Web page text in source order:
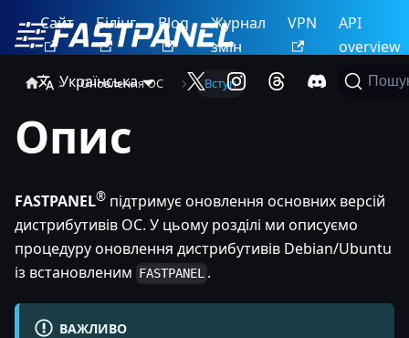
Сайт Білінг Blog
Журнал
змін
VPN
API
overview
Українська
Оновлення ОС Вступ
Опис
FASTPANEL® підтримує оновлення основних версій
дистрибутивів ОС. У цьому розділі ми описуємо
процедуру оновлення дистрибутивів Debian/Ubuntu
із встановленим FASTPANEL .
ВАЖЛИВО